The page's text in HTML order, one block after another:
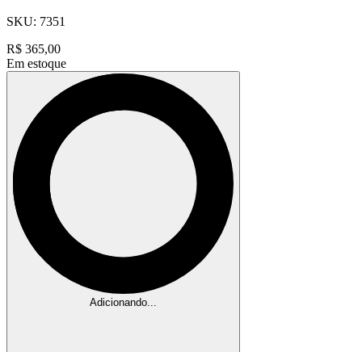
SKU: 7351
R$ 365,00
Em estoque
Adicionando...